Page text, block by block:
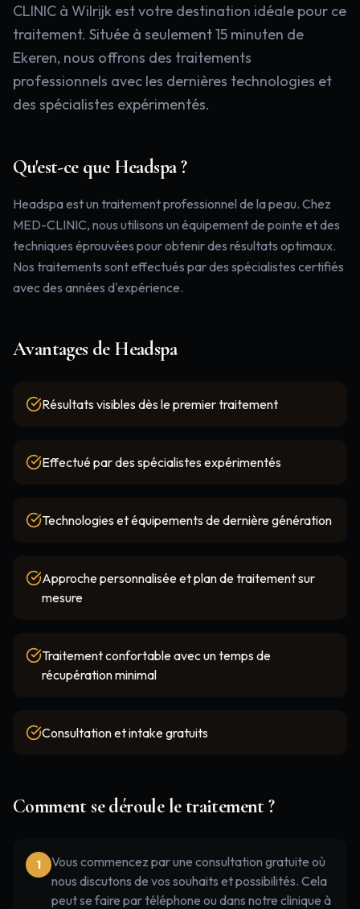
CLINIC à Wilrijk est votre destination idéale pour ce
traitement. Située à seulement 15 minuten de
Ekeren, nous offrons des traitements
professionnels avec les dernières technologies et
des spécialistes expérimentés.
Qu'est-ce que Headspa?
Headspa est un traitement professionnel de la peau. Chez
MED-CLINIC, nous utilisons un équipement de pointe et des
techniques éprouvées pour obtenir des résultats optimaux.
Nos traitements sont effectués par des spécialistes certifiés
avec des années d'expérience.
Avantages de Headspa
Résultats visibles dès le premier traitement
Effectué par des spécialistes expérimentés
Technologies et équipements de dernière génération
Approche personnalisée et plan de traitement sur
mesure
Traitement confortable avec un temps de
récupération minimal
Consultation et intake gratuits
Comment se déroule le traitement ?
1
Vous commencez par une consultation gratuite où
nous discutons de vos souhaits et possibilités. Cela
peut se faire par téléphone ou dans notre clinique à